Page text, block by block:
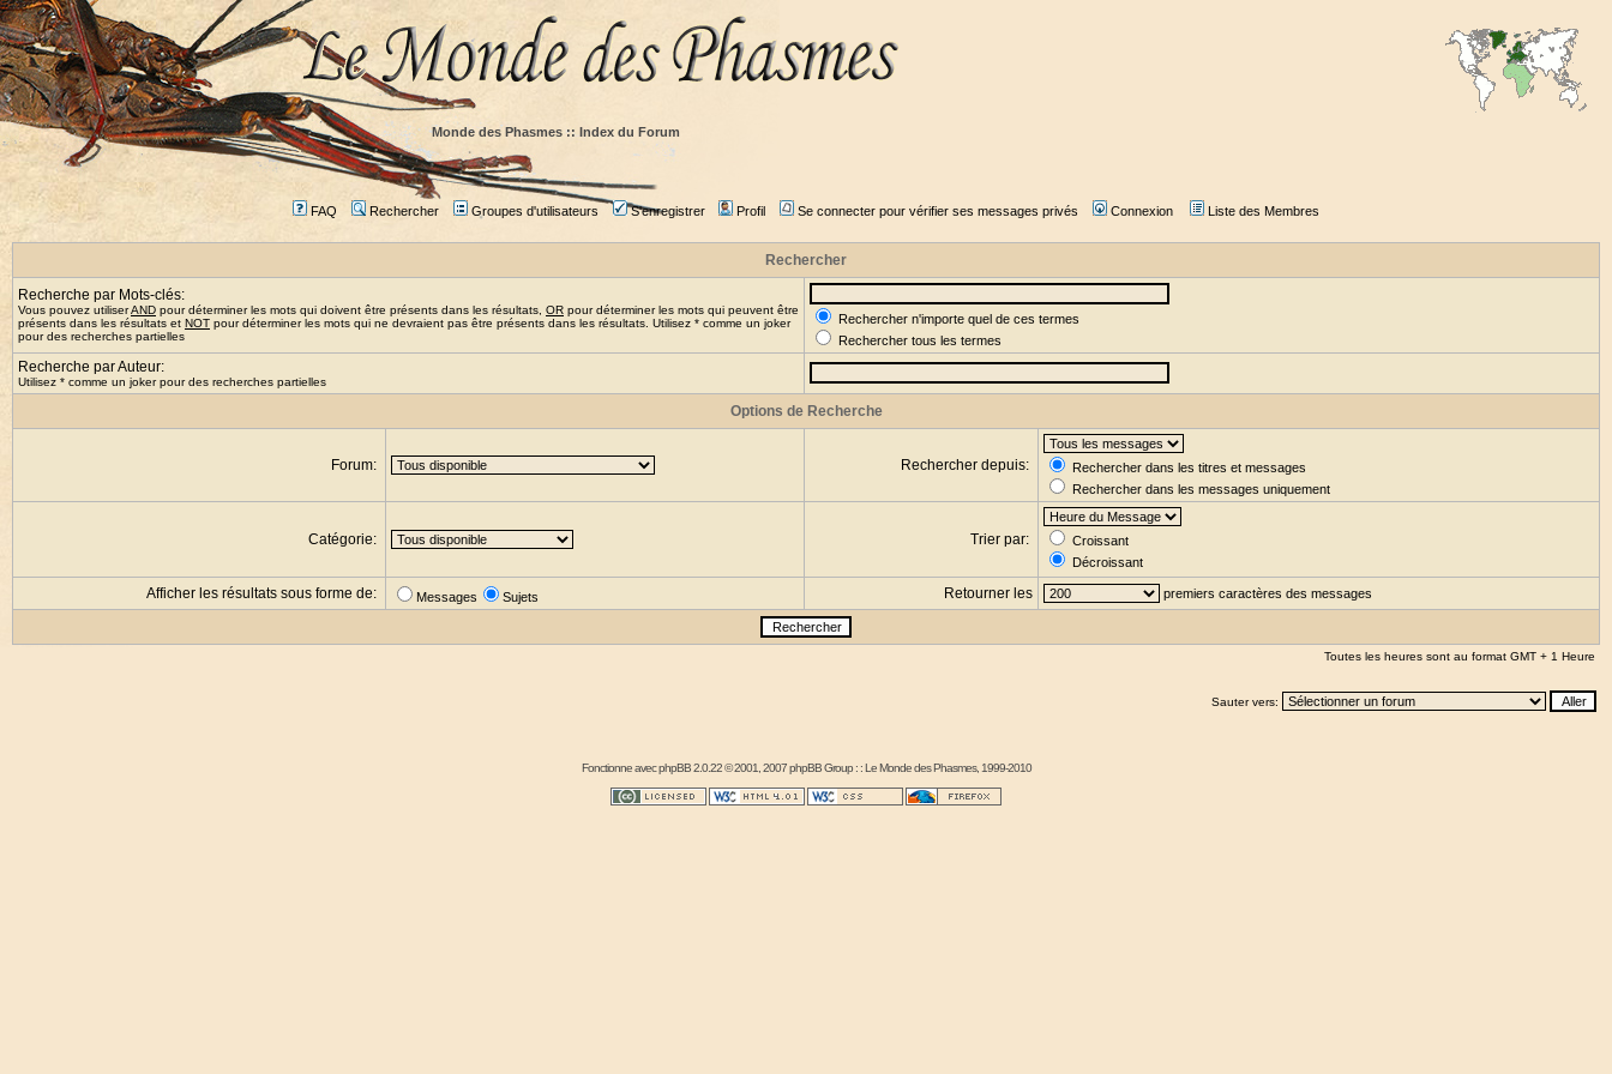
Monde des Phasmes :: Index du Forum
FAQ Rechercher Groupes d'utilisateurs S'enregistrer Profil Se connecter pour vérifier ses messages privés Connexion Liste des Membres
Rechercher
Recherche par Mots-clés:
Vous pouvez utiliserAND pour déterminer les mots qui doivent être présents dans les résultats, OR pour déterminer les mots qui peuvent être
présents dans les résultats et NOT pour déterminer les mots qui ne devraient pas être présents dans les résultats. Utilisez * comme un joker
pour des recherches partielles
Rechercher n'importe quel de ces termes
Rechercher tous les termes
Recherche par Auteur:
Utilisez * comme un joker pour des recherches partielles
Options de Recherche
Forum: Rechercher depuis:
Rechercher dans les titres et messages
Rechercher dans les messages uniquement
Catégorie: Trier par:
Croissant
Décroissant
Afficher les résultats sous forme de: Messages Sujets Retourner les premiers caractères des messages
Toutes les heures sont au format GMT + 1 Heure
Sauter vers:
Fonctionne avecphpBB2.0.22 © 2001, 2007 phpBB Group : :Le Monde des Phasmes, 1999-2010